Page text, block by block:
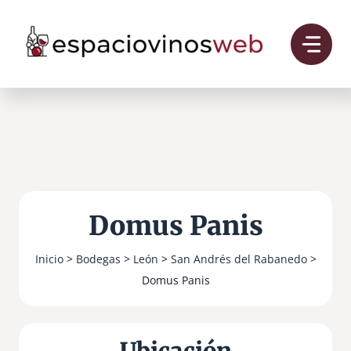
contenido
Domus Panis
Inicio> Bodegas > León > San Andrés del Rabanedo>
Domus Panis